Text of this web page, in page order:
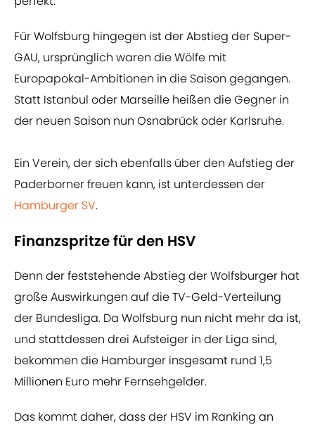
Für Wolfsburg hingegen ist der Abstieg der Super-
GAU, ursprünglich waren die Wölfe mit
Europapokal-Ambitionen in die Saison gegangen.
Statt Istanbul oder Marseille heißen die Gegner in
der neuen Saison nun Osnabrück oder Karlsruhe.
Ein Verein, der sich ebenfalls über den Aufstieg der
Paderborner freuen kann, ist unterdessen der
Hamburger SV.
Finanzspritze für den HSV
Denn der feststehende Abstieg der Wolfsburger hat
große Auswirkungen auf die TV-Geld-Verteilung
der Bundesliga. Da Wolfsburg nun nicht mehr da ist,
und stattdessen drei Aufsteiger in der Liga sind,
bekommen die Hamburger insgesamt rund 1,5
Millionen Euro mehr Fernsehgelder.
Das kommt daher, dass der HSV im Ranking an